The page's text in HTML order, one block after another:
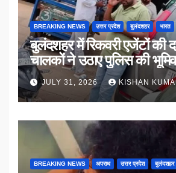
BREAKING NEWS उत्तर प्रदेश बुलंदशहर भारत
बुलंदशहर में रिकवरी एजेंटों की दबंगई, वाहन
चालकों ने उठाए पुलिस की
JULY 31, 2026 KISHAN
BREAKING NEWS अपराध उत्तर प्रदेश बुलंदशहर